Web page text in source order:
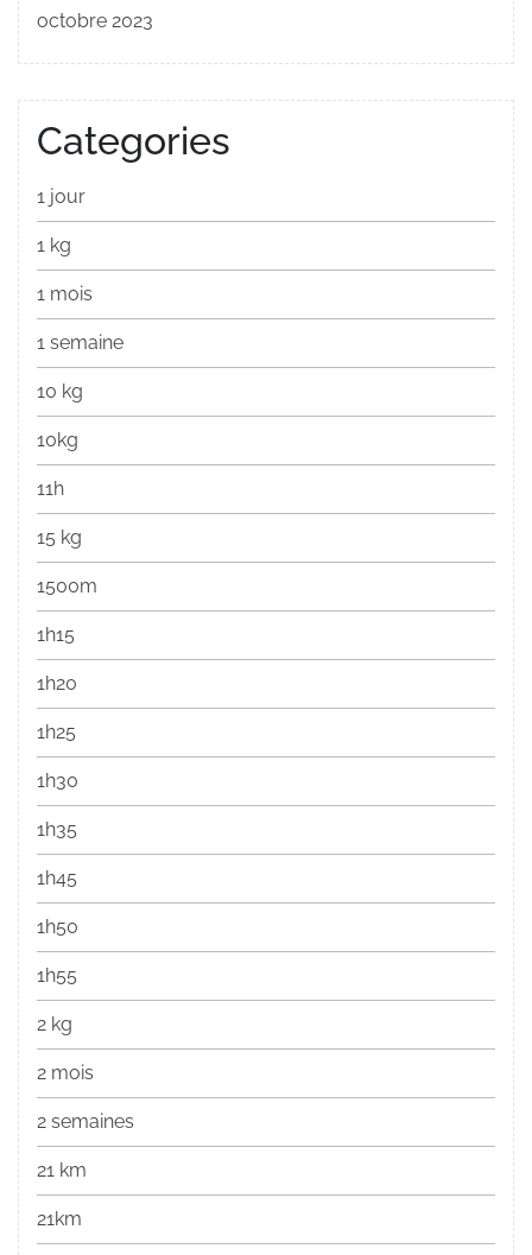
octobre 2023
Categories
1 jour
1 kg
1 mois
1 semaine
10 kg
10kg
11h
15 kg
1500m
1h15
1h20
1h25
1h30
1h35
1h45
1h50
1h55
2 kg
2 mois
2 semaines
21 km
21km